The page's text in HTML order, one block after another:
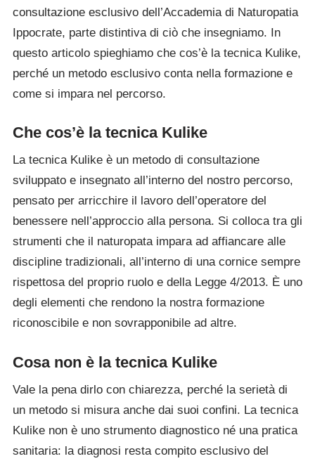
consultazione esclusivo dell’Accademia di Naturopatia
Ippocrate, parte distintiva di ciò che insegniamo. In
questo articolo spieghiamo che cos’è la tecnica Kulike,
perché un metodo esclusivo conta nella formazione e
come si impara nel percorso.
Che cos’è la tecnica Kulike
La tecnica Kulike è un metodo di consultazione
sviluppato e insegnato all’interno del nostro percorso,
pensato per arricchire il lavoro dell’operatore del
benessere nell’approccio alla persona. Si colloca tra gli
strumenti che il naturopata impara ad affiancare alle
discipline tradizionali, all’interno di una cornice sempre
rispettosa del proprio ruolo e della Legge 4/2013. È uno
degli elementi che rendono la nostra formazione
riconoscibile e non sovrapponibile ad altre.
Cosa non è la tecnica Kulike
Vale la pena dirlo con chiarezza, perché la serietà di
un metodo si misura anche dai suoi confini. La tecnica
Kulike non è uno strumento diagnostico né una pratica
sanitaria: la diagnosi resta compito esclusivo del